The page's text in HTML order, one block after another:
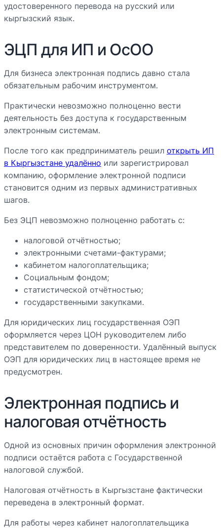
удостоверенного перевода на русский или
кыргызский язык.
ЭЦП для ИП и ОсОО
Для бизнеса электронная подпись давно стала
обязательным рабочим инструментом.
Практически невозможно полноценно вести
деятельность без доступа к государственным
электронным системам.
После того как предприниматель решил открыть ИП
в Кыргызстане удалённо или зарегистрировал
компанию, оформление электронной подписи
становится одним из первых административных
шагов.
Без ЭЦП невозможно полноценно работать с:
налоговой отчётностью;
электронными счетами-фактурами;
кабинетом налогоплательщика;
Социальным фондом;
статистической отчётностью;
государственными закупками.
Для юридических лиц государственная ОЭП
оформляется через ЦОН руководителем либо
представителем по доверенности. Удалённый выпуск
ОЭП для юридических лиц в настоящее время не
предусмотрен.
Электронная подпись и
налоговая отчётность
Одной из основных причин оформления электронной
подписи остаётся работа с Государственной
налоговой службой.
Налоговая отчётность в Кыргызстане фактически
переведена в электронный формат.
Для работы через кабинет налогоплательщика